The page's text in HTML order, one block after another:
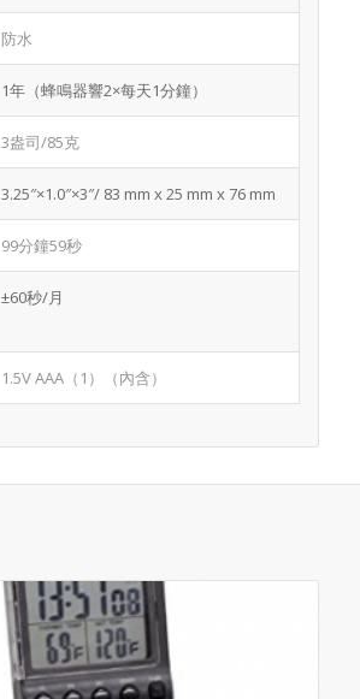
防水
1年（蜂鳴器響2×每天1分鐘）
3盎司/85克
3.25″×1.0″×3″/ 83 mm x 25 mm x 76 mm
99分鐘59秒
±60秒/月
1.5V AAA（1）（內含）